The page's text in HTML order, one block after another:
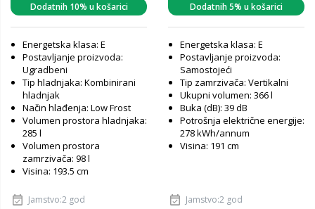
Dodatnih 10% u košarici
Energetska klasa: E
Postavljanje proizvoda:
Ugradbeni
Tip hladnjaka: Kombinirani
hladnjak
Način hlađenja: Low Frost
Volumen prostora hladnjaka:
285 l
Volumen prostora
zamrzivača: 98 l
Visina: 193.5 cm
Jamstvo:2 god
Dodatnih 5% u košarici
Energetska klasa: E
Postavljanje proizvoda:
Samostojeći
Tip zamrzivača: Vertikalni
Ukupni volumen: 366 l
Buka (dB): 39 dB
Potrošnja električne energije:
278 kWh/annum
Visina: 191 cm
Jamstvo:2 god